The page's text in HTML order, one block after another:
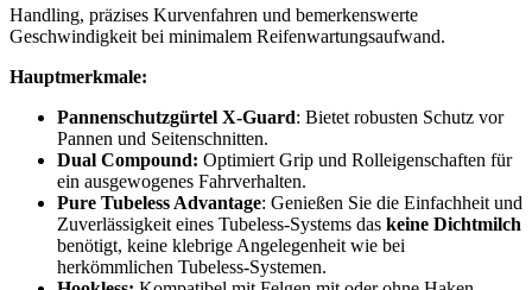
Handling, präzises Kurvenfahren und bemerkenswerte
Geschwindigkeit bei minimalem Reifenwartungsaufwand.
Hauptmerkmale:
Pannenschutzgürtel X-Guard: Bietet robusten Schutz vor
Pannen und Seitenschnitten.
Dual Compound: Optimiert Grip und Rolleigenschaften für
ein ausgewogenes Fahrverhalten.
Pure Tubeless Advantage: Genießen Sie die Einfachheit und
Zuverlässigkeit eines Tubeless-Systems das keine Dichtmilch
benötigt, keine klebrige Angelegenheit wie bei
herkömmlichen Tubeless-Systemen.